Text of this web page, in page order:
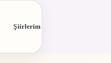
Şiirlerim